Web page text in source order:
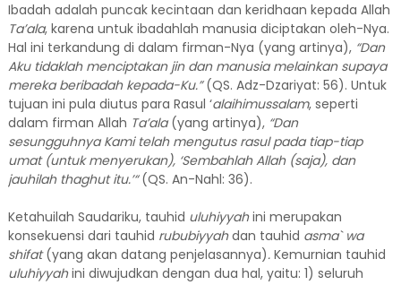
Ibadah adalah puncak kecintaan dan keridhaan kepada Allah
Ta’ala, karena untuk ibadahlah manusia diciptakan oleh-Nya.
Hal ini terkandung di dalam firman-Nya (yang artinya), “Dan
Aku tidaklahmenciptakan jin dan manusia melainkan supaya
merekaberibadahkepada-Ku.”(QS. Adz-Dzariyat: 56). Untuk
tujuan ini pula diutus para Rasul ‘alaihimussalam, seperti
dalam firman Allah Ta’ala(yang artinya), “Dan
sesungguhnya Kami telah mengutus rasul pada tiap-tiap
umat (untuk menyerukan), ‘Sembahlah Allah (saja), dan
jauhilah thaghut itu.’“(QS. An-Nahl: 36).
Ketahuilah Saudariku, tauhid uluhiyyahini merupakan
konsekuensi dari tauhid rububiyyahdan tauhid asma` wa
shifat(yang akan datang penjelasannya).Kemurnian tauhid
uluhiyyahini diwujudkan dengan dua hal, yaitu: 1) seluruh